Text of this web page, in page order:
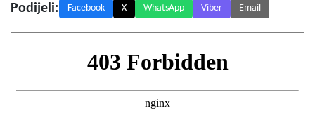
Podijeli: Facebook X WhatsApp Viber Email